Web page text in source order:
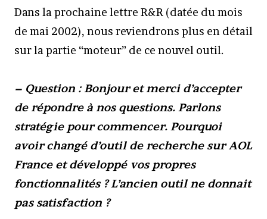
Dans la prochaine lettre R&R (datée du mois
de mai 2002), nous reviendrons plus en détail
sur la partie “moteur” de ce nouvel outil.
– Question : Bonjour et merci d’accepter
de répondre à nos questions. Parlons
stratégie pour commencer. Pourquoi
avoir changé d’outil de recherche sur AOL
France et développé vos propres
fonctionnalités ? L’ancien outil ne donnait
pas satisfaction ?